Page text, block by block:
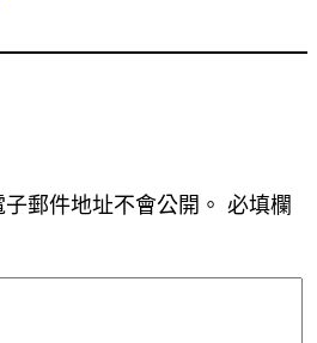
郵件地址不會公開。 必填欄